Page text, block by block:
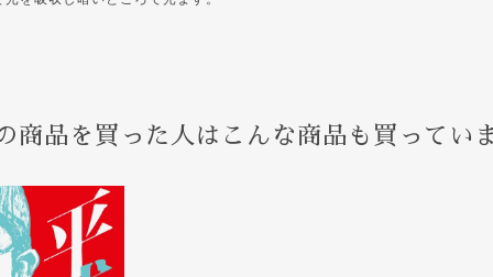
商品を買った人はこんな商品も買ってい